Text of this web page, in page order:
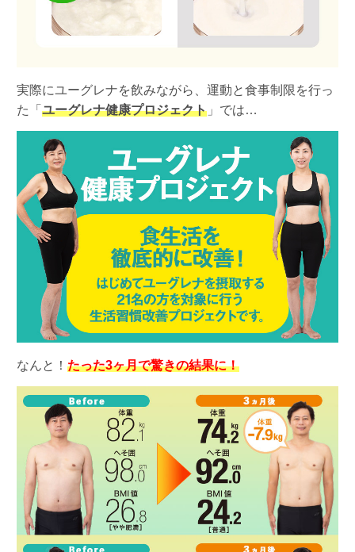
実際にユーグレナを飲みながら、運動と食事制限を行っ
た「 ユーグレナ健康プロジェクト」では…
なんと！ たった3ヶ月で驚きの結果に！